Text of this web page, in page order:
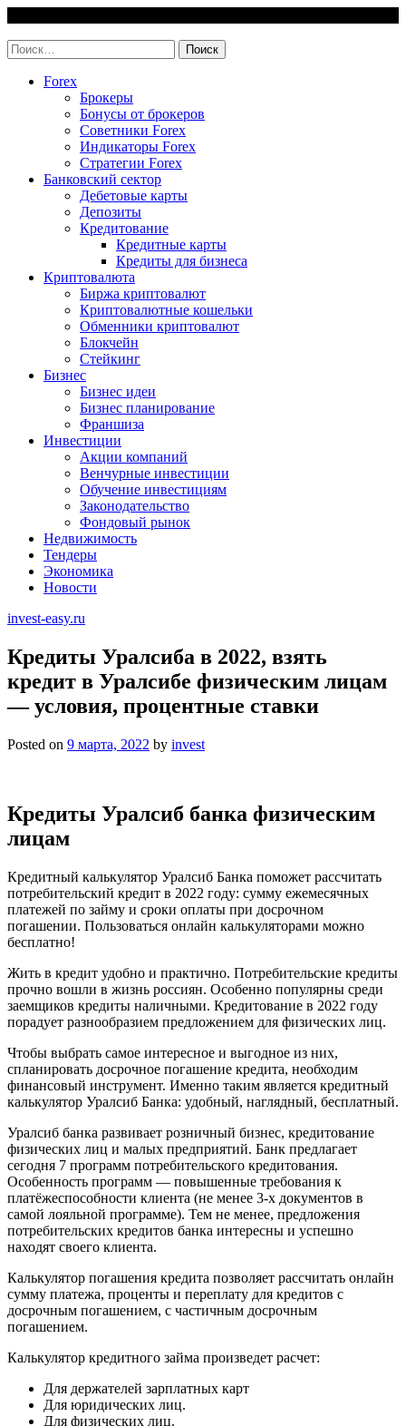
content
Найти:
Forex
Брокеры
Бонусы от брокеров
Советники Forex
Индикаторы Forex
Стратегии Forex
Банковский сектор
Дебетовые карты
Депозиты
Кредитование
Кредитные карты
Кредиты для бизнеса
Криптовалюта
Биржа криптовалют
Криптовалютные кошельки
Обменники криптовалют
Блокчейн
Стейкинг
Бизнес
Бизнес идеи
Бизнес планирование
Франшиза
Инвестиции
Акции компаний
Венчурные инвестиции
Обучение инвестициям
Законодательство
Фондовый рынок
Недвижимость
Тендеры
Экономика
Новости
invest-easy.ru
Кредиты Уралсиба в 2022, взять
кредит в Уралсибе физическим лицам
— условия, процентные ставки
Posted on 9 марта, 2022 by invest
Кредиты Уралсиб банка физическим
лицам
Кредитный калькулятор Уралсиб Банка поможет рассчитать
потребительский кредит в 2022 году: сумму ежемесячных
платежей по займу и сроки оплаты при досрочном
погашении. Пользоваться онлайн калькуляторами можно
бесплатно!
Жить в кредит удобно и практично. Потребительские кредиты
прочно вошли в жизнь россиян. Особенно популярны среди
заемщиков кредиты наличными. Кредитование в 2022 году
порадует разнообразием предложением для физических лиц.
Чтобы выбрать самое интересное и выгодное из них,
спланировать досрочное погашение кредита, необходим
финансовый инструмент. Именно таким является кредитный
калькулятор Уралсиб Банка: удобный, наглядный, бесплатный.
Уралсиб банка развивает розничный бизнес, кредитование
физических лиц и малых предприятий. Банк предлагает
сегодня 7 программ потребительского кредитования.
Особенность программ — повышенные требования к
платёжеспособности клиента (не менее 3-х документов в
самой лояльной программе). Тем не менее, предложения
потребительских кредитов банка интересны и успешно
находят своего клиента.
Калькулятор погашения кредита позволяет рассчитать онлайн
сумму платежа, проценты и переплату для кредитов с
досрочным погашением, с частичным досрочным
погашением.
Калькулятор кредитного займа произведет расчет:
Для держателей зарплатных карт
Для юридических лиц.
Для физических лиц.